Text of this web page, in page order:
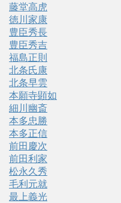
藤堂高虎
徳川家康
豊臣秀長
豊臣秀吉
福島正則
北条氏康
北条早雲
本願寺顕如
細川幽斎
本多忠勝
本多正信
前田慶次
前田利家
松永久秀
毛利元就
最上義光